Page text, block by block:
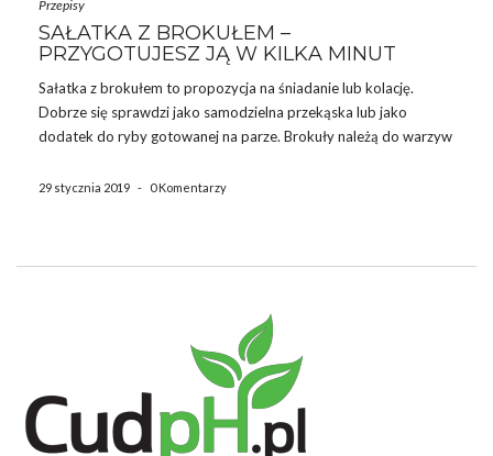
Przepisy
SAŁATKA Z BROKUŁEM –
PRZYGOTUJESZ JĄ W KILKA MINUT
Sałatka z brokułem to propozycja na śniadanie lub kolację.
Dobrze się sprawdzi jako samodzielna przekąska lub jako
dodatek do ryby gotowanej na parze. Brokuły należą do warzyw
właściwości zdrowotnych, dlatego warto zadbać o to, by często
29 stycznia 2019 - 0 Komentarzy